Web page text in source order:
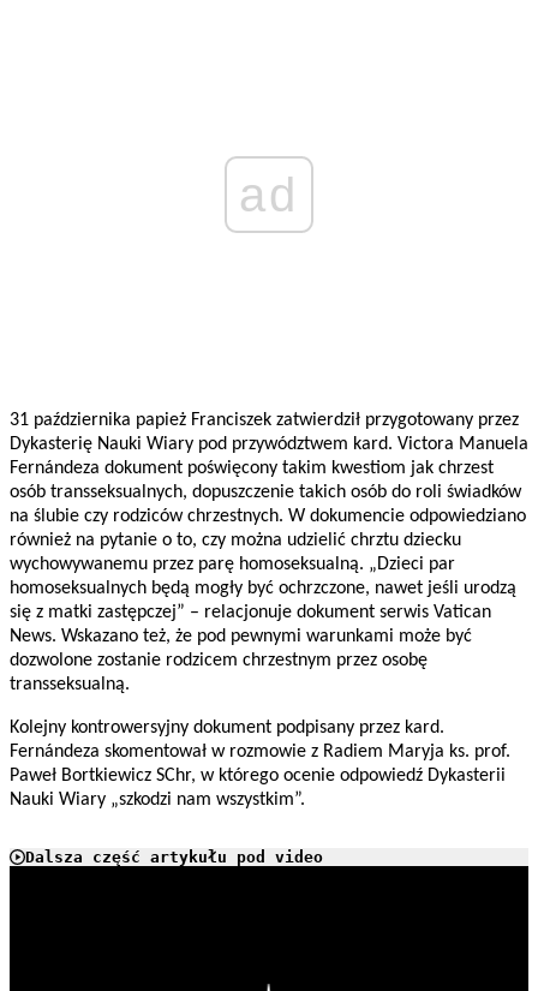
ad
31 października papież Franciszek zatwierdził przygotowany przez
Dykasterię Nauki Wiary pod przywództwem kard. Victora Manuela
Fernándeza dokument poświęcony takim kwestiom jak chrzest
osób transseksualnych, dopuszczenie takich osób do roli świadków
na ślubie czy rodziców chrzestnych. W dokumencie odpowiedziano
również na pytanie o to, czy można udzielić chrztu dziecku
wychowywanemu przez parę homoseksualną. „Dzieci par
homoseksualnych będą mogły być ochrzczone, nawet jeśli urodzą
się z matki zastępczej” – relacjonuje dokument serwis Vatican
News. Wskazano też, że pod pewnymi warunkami może być
dozwolone zostanie rodzicem chrzestnym przez osobę
transseksualną.
Kolejny kontrowersyjny dokument podpisany przez kard.
Fernándeza skomentował w rozmowie z Radiem Maryja ks. prof.
Paweł Bortkiewicz SChr, w którego ocenie odpowiedź Dykasterii
Nauki Wiary „szkodzi nam wszystkim”.
Dalsza część artykułu pod video